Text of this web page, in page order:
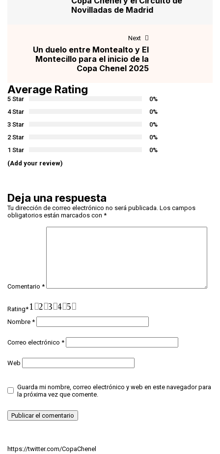
Novilladas de Madrid
Next
Un duelo entre Montealto y El
Montecillo para el inicio de la
Copa Chenel 2025
Average Rating
5 Star
0%
4 Star
0%
3 Star
0%
2 Star
0%
1 Star
0%
(Add your review)
Deja una respuesta
Tu dirección de correo electrónico no será publicada. Los campos
obligatorios están marcados con *
Comentario *
Rating* 5
4
3
2
1
Nombre *
Correo electrónico *
Web
Guarda mi nombre, correo electrónico y web en este navegador para
la próxima vez que comente.
https://twitter.com/CopaChenel